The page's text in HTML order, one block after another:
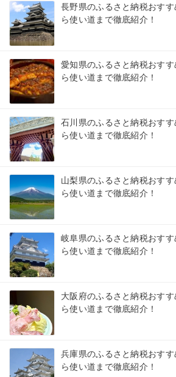
長野県のふるさと納税おす
ら使い道まで徹底紹介！
愛知県のふるさと納税おす
ら使い道まで徹底紹介！
石川県のふるさと納税おす
ら使い道まで徹底紹介！
山梨県のふるさと納税おす
ら使い道まで徹底紹介！
岐阜県のふるさと納税おす
ら使い道まで徹底紹介！
大阪府のふるさと納税おす
ら使い道まで徹底紹介！
兵庫県のふるさと納税おす
ら使い道まで徹底紹介！